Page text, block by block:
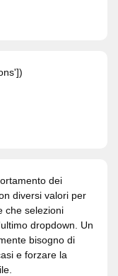
dei
diversi valori per
che selezioni
dropdown. Un
bisogno di
e forzare la